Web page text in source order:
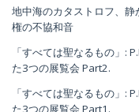
地中海のカタストロフ、
権の不協和音
「すべては聖なるもの」:
た3つの展覧会 Part2.
「すべては聖なるもの」: